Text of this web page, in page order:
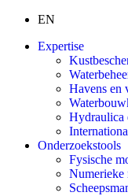
EN
Expertise
Havens en
Hydraulica
Onderzoekstools
Fysische
Numerieke